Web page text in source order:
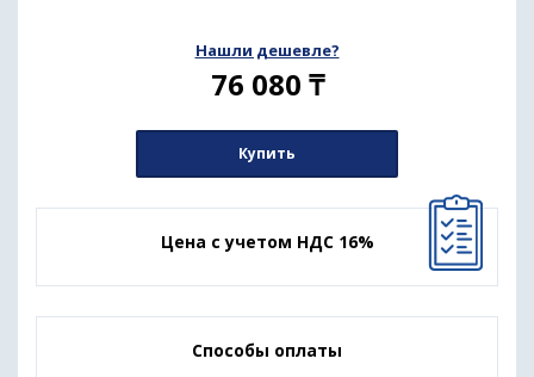
Нашли дешевле?
76 080 ₸
Купить
Цена с учетом НДС 16%
Способы оплаты